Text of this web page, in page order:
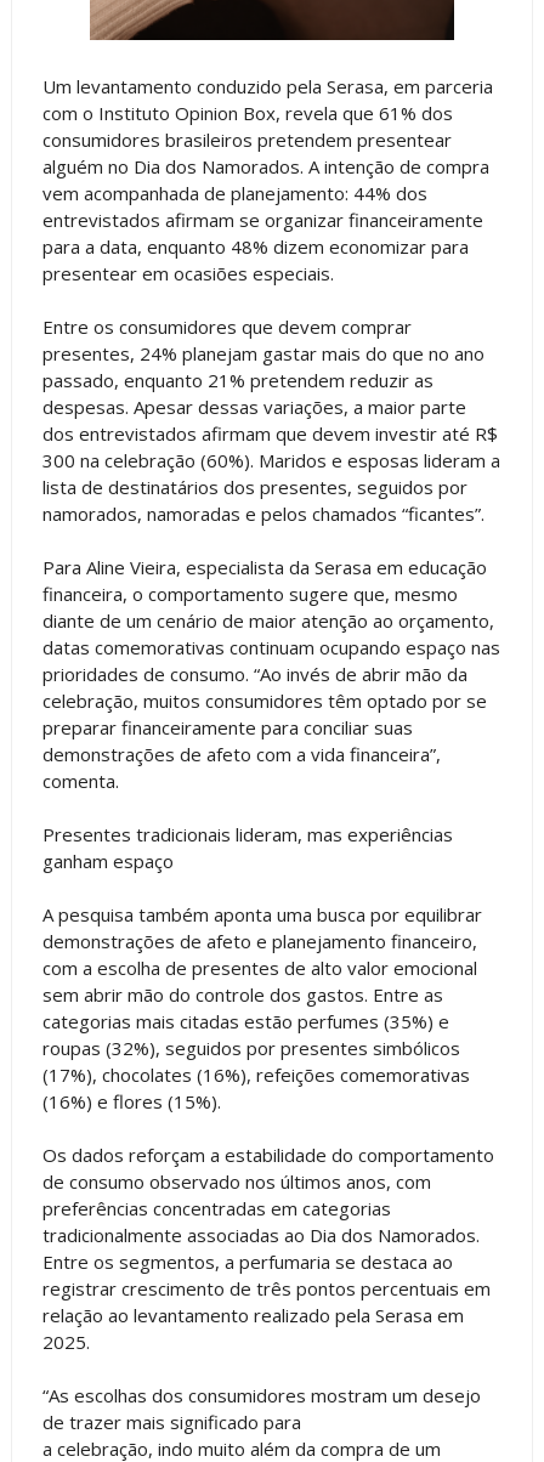
Um levantamento conduzido pela Serasa, em parceria
com o Instituto Opinion Box, revela que 61% dos
consumidores brasileiros pretendem presentear
alguém no Dia dos Namorados. A intenção de compra
vem acompanhada de planejamento: 44% dos
entrevistados afirmam se organizar financeiramente
para a data, enquanto 48% dizem economizar para
presentear em ocasiões especiais.
Entre os consumidores que devem comprar
presentes, 24% planejam gastar mais do que no ano
passado, enquanto 21% pretendem reduzir as
despesas. Apesar dessas variações, a maior parte
dos entrevistados afirmam que devem investir até R$
300 na celebração (60%). Maridos e esposas lideram a
lista de destinatários dos presentes, seguidos por
namorados, namoradas e pelos chamados “ficantes”.
Para Aline Vieira, especialista da Serasa em educação
financeira, o comportamento sugere que, mesmo
diante de um cenário de maior atenção ao orçamento,
datas comemorativas continuam ocupando espaço nas
prioridades de consumo. “Ao invés de abrir mão da
celebração, muitos consumidores têm optado por se
preparar financeiramente para conciliar suas
demonstrações de afeto com a vida financeira”,
comenta.
Presentes tradicionais lideram, mas experiências
ganham espaço
A pesquisa também aponta uma busca por equilibrar
demonstrações de afeto e planejamento financeiro,
com a escolha de presentes de alto valor emocional
sem abrir mão do controle dos gastos. Entre as
categorias mais citadas estão perfumes (35%) e
roupas (32%), seguidos por presentes simbólicos
(17%), chocolates (16%), refeições comemorativas
(16%) e flores (15%).
Os dados reforçam a estabilidade do comportamento
de consumo observado nos últimos anos, com
preferências concentradas em categorias
tradicionalmente associadas ao Dia dos Namorados.
Entre os segmentos, a perfumaria se destaca ao
registrar crescimento de três pontos percentuais em
relação ao levantamento realizado pela Serasa em
2025.
“As escolhas dos consumidores mostram um desejo
de trazer mais significado para
a celebração, indo muito além da compra de um